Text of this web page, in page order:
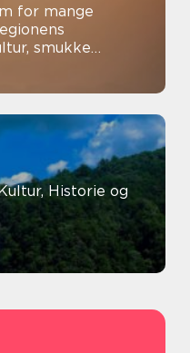
for mange
smukke
oplevelser
Historie og